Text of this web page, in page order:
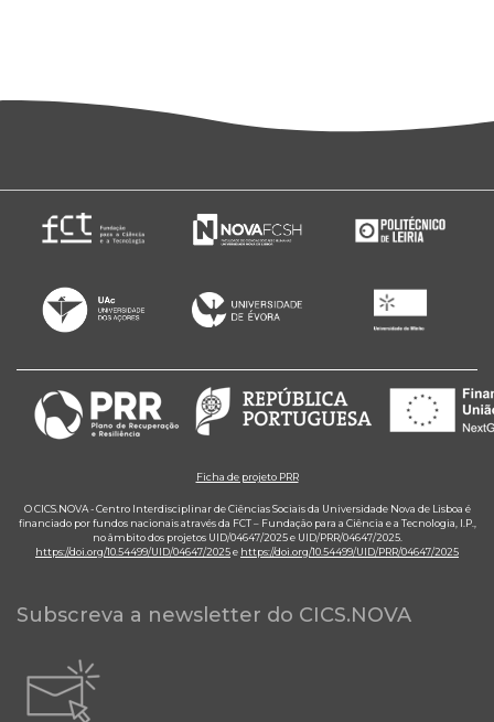
Ficha de projeto PRR
O CICS.NOVA - Centro Interdisciplinar de Ciências Sociais da Universidade Nova de Lisboa é
financiado por fundos nacionais através da FCT – Fundação para a Ciência e a Tecnologia, I.P.,
no âmbito dos projetos UID/04647/2025 e UID/PRR/04647/2025.
https://doi.org/10.54499/UID/04647/2025e https://doi.org/10.54499/UID/PRR/04647/2025
Subscreva a newsletter do CICS.NOVA